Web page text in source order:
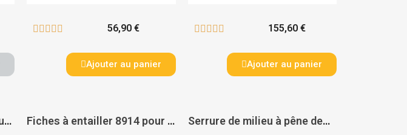
     56,90 €
Ajouter au panier
     155,60 €
Ajouter au panier
Paumelles 9813 pour feuillure de 35 mm finition chromé velours - MÉTALUX Fiches à entailler 8914 pour huisserie bois chromé velours - MÉTALUX Serrure de milieu à pêne demi-tour condamnable par cylindre à béquille double 9745 - MÉTALUX